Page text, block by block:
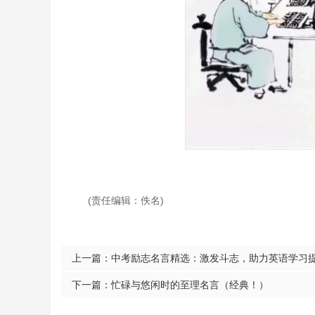
(责任编辑：佚名)
上一篇： 中考励志名言精选：激发斗志，助力英语学习
下一篇：忙碌与悠闲时的至理名言（经典！）